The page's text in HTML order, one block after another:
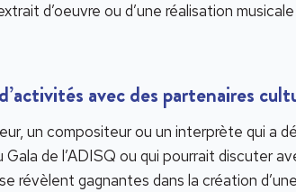
d’oeuvre ou d’une réalisation
avec des partenaires
un compositeur ou un interprète qui a
Gala de l’ADISQ ou qui pourrait discuter
révèlent gagnantes dans la création